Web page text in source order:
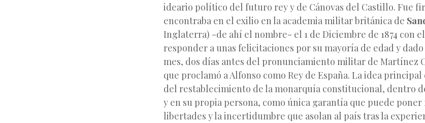
ideario político del futuro rey y de Cánovas del Castillo. Fue
encontraba en el exilio en la academia militar británica de
Inglaterra) -de ahí el nombre- el 1 de Diciembre de 1874 con
responder a unas felicitaciones por su mayoría de edad y dado
mes, dos días antes del pronunciamiento militar de Martínez
que proclamó a Alfonso como Rey de España. La idea
del restablecimiento de la monarquía constitucional, dentro
y en su propia persona, como única garantía que puede poner
libertades y la incertidumbre que asolan al país tras la